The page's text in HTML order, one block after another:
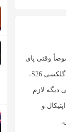
وقتی پای
وسط باشه! طبق شایعات جدید، این برند کره ای قصد داره همه ی مدل های گلکسی S26،
دیگه لازم
و